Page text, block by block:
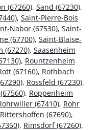
(67260), Sand (67230),
, Saint-Pierre-Bois
Nabor (67530), Saint-
(67700), Saint-Blaise-
(67270), Saasenheim
, Rountzenheim
(67160), Rothbach
, Rossfeld (67230),
, Roppenheim
(67410), Rohr
Rittershoffen (67690),
, Rimsdorf (67260),